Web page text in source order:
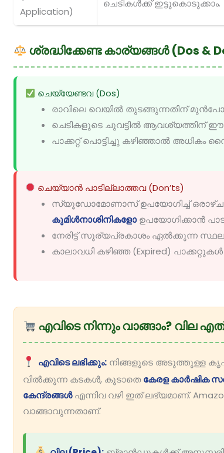
Application)
ചെടികൾക്ക് ഇട്ടുകൊടുക്കാം.
ശ്രദ്ധിക്കേണ്ട കാര്യങ്ങൾ (Dos &
ചെയ്യേണ്ടവ (Dos)
രാവിലെ വെയിൽ തുടങ്ങുന്നതിന്
ചെടികളുടെ ചുവട്ടിൽ ആവശ്യത്തിന്
പാക്കറ്റ് പൊട്ടിച്ചു കഴിഞ്ഞാൽ അധികം
ചെയ്യാൻ പാടില്ലാത്തവ (Don’ts)
സ്യൂഡോമോണാസ് ഉപയോഗിച്ച്
കുമിൾനാശിനികളോഉപയോഗിക്കാൻ
നേരിട്ട് സൂര്യപ്രകാശം ഏൽക്കുന്ന
കാലാവധി കഴിഞ്ഞ (Expired)
എവിടെ നിന്നും വാങ്ങാം? വില
എവിടെ ലഭിക്കും:നിങ്ങളുടെ അടുത്തുള്ള
വിൽക്കുന്ന കടകൾ, കൂടാതെകേരള കാർഷിക
കേന്ദ്രങ്ങൾഎന്നിവ വഴി ഇത് ലഭ്യമാണ്.
വാങ്ങാവുന്നതാണ്.